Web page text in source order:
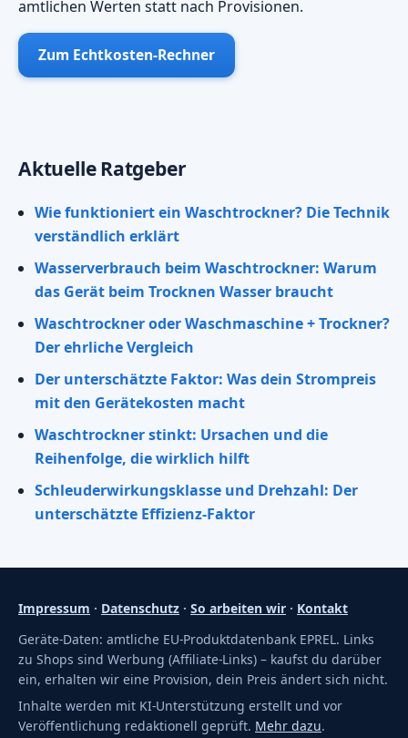
amtlichen Werten statt nach Provisionen.
Zum Echtkosten-Rechner
Aktuelle Ratgeber
Wie funktioniert ein Waschtrockner? Die Technik
verständlich erklärt
Wasserverbrauch beim Waschtrockner: Warum
das Gerät beim Trocknen Wasser braucht
Waschtrockner oder Waschmaschine + Trockner?
Der ehrliche Vergleich
Der unterschätzte Faktor: Was dein Strompreis
mit den Gerätekosten macht
Waschtrockner stinkt: Ursachen und die
Reihenfolge, die wirklich hilft
Schleuderwirkungsklasse und Drehzahl: Der
unterschätzte Effizienz-Faktor
Impressum · Datenschutz · So arbeiten wir · Kontakt
Geräte-Daten: amtliche EU-Produktdatenbank EPREL. Links
zu Shops sind Werbung (Affiliate-Links) – kaufst du darüber
ein, erhalten wir eine Provision, dein Preis ändert sich nicht.
Inhalte werden mit KI-Unterstützung erstellt und vor
Veröffentlichung redaktionell geprüft. Mehr dazu.